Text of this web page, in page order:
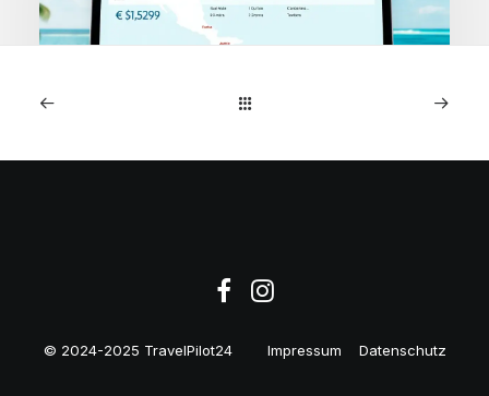
1. Mai 2026
© 2024-2025 TravelPilot24 Impressum Datenschutz